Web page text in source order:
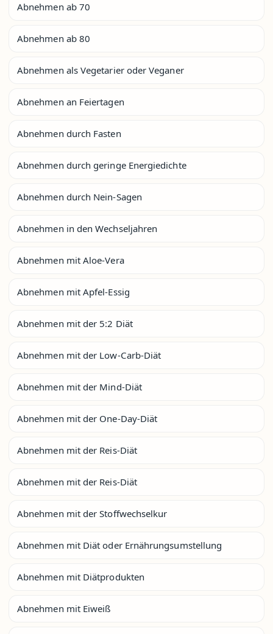
Abnehmen ab 70
Abnehmen ab 80
Abnehmen als Vegetarier oder Veganer
Abnehmen an Feiertagen
Abnehmen durch Fasten
Abnehmen durch geringe Energiedichte
Abnehmen durch Nein-Sagen
Abnehmen in den Wechseljahren
Abnehmen mit Aloe-Vera
Abnehmen mit Apfel-Essig
Abnehmen mit der 5:2 Diät
Abnehmen mit der Low-Carb-Diät
Abnehmen mit der Mind-Diät
Abnehmen mit der One-Day-Diät
Abnehmen mit der Reis-Diät
Abnehmen mit der Reis-Diät
Abnehmen mit der Stoffwechselkur
Abnehmen mit Diät oder Ernährungsumstellung
Abnehmen mit Diätprodukten
Abnehmen mit Eiweiß